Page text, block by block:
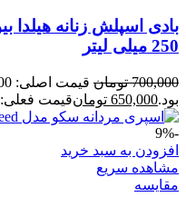
250 میلی لیتر
700,000 تومان
بود.650,000 تومانقیمت فعلی: 650,000 تومان.
-9%
افزودن به سبد خرید
مشاهده سریع
مقایسه